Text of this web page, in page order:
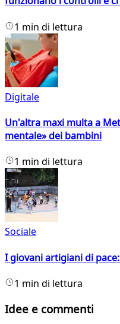
1 min di lettura
Digitale
Un'altra maxi multa a
mentale» dei bambini
1 min di lettura
Sociale
I giovani artigiani di
1 min di lettura
Idee e commenti